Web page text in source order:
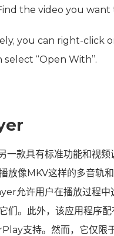
the video you want
you can right-click
“Open With”.
一款具有标准功能和视
放像MKV这样的多音轨
允许用户在播放过程中
们。此外，该应用程序
支持。然而，它仅限